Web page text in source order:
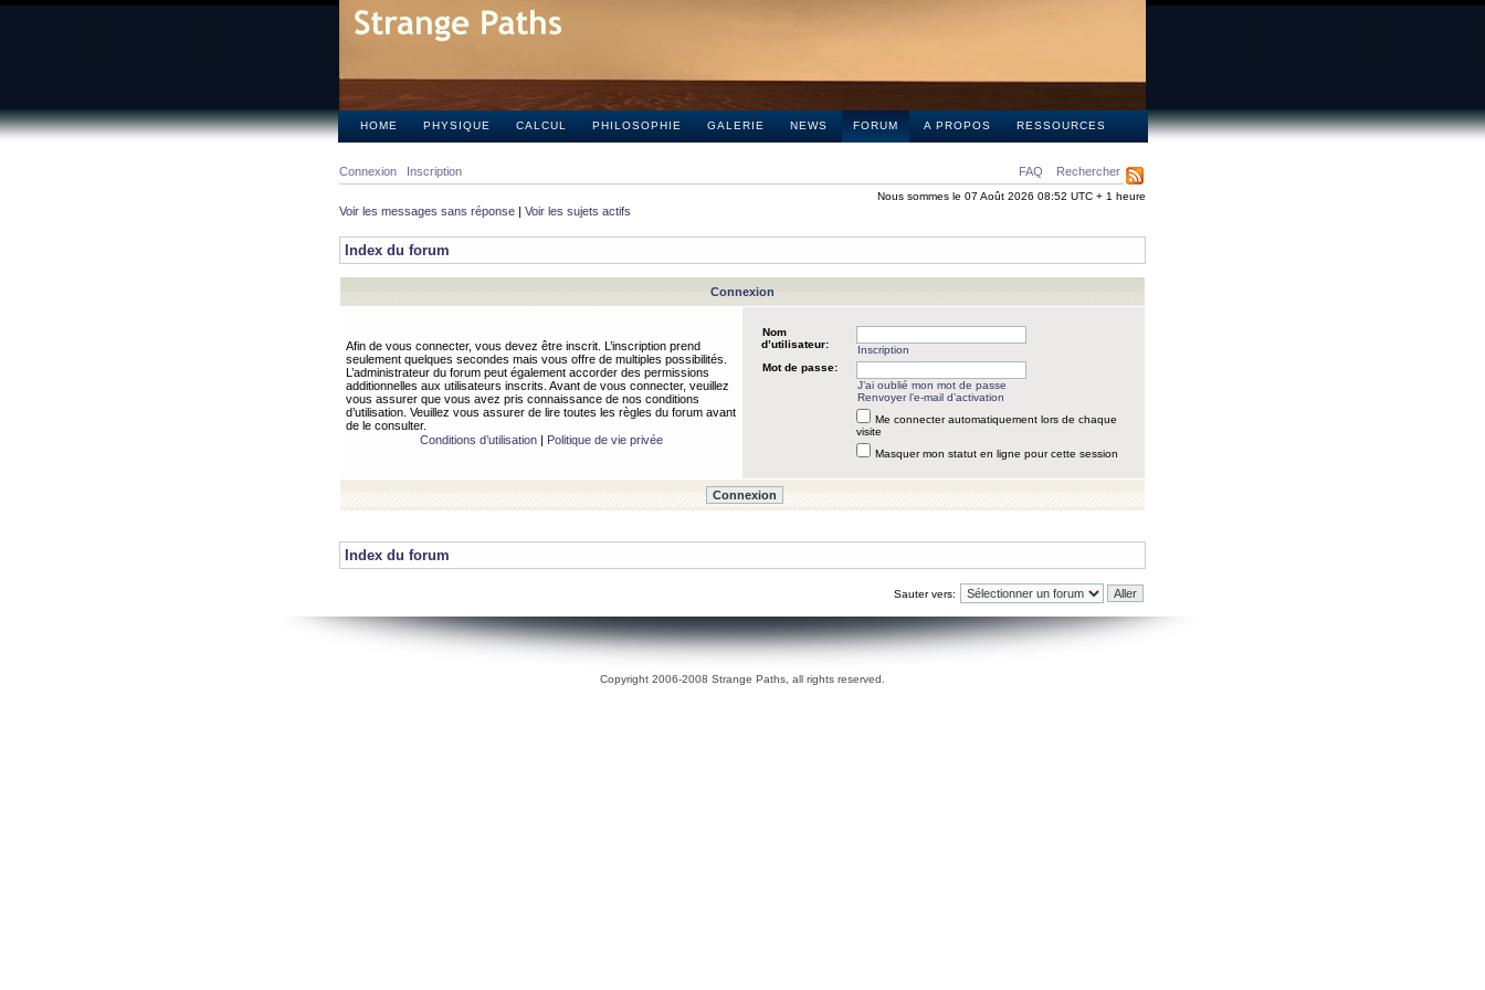
HOME PHYSIQUE CALCUL PHILOSOPHIE GALERIE NEWS FORUM A PROPOS RESSOURCES
FAQ Rechercher
Connexion Inscription
Nous sommes le 07 Août 2026 08:52 UTC + 1 heure
Voir les messages sans réponse | Voir les sujets actifs
Index du forum
Connexion
Afin de vous connecter, vous devez être inscrit. L’inscription prend
seulement quelques secondes mais vous offre de multiples possibilités.
L’administrateur du forum peut également accorder des permissions
additionnelles aux utilisateurs inscrits. Avant de vous connecter, veuillez
vous assurer que vous avez pris connaissance de nos conditions
d’utilisation. Veuillez vous assurer de lire toutes les règles du forum avant
de le consulter.
Conditions d’utilisation| Politique de vie privée
Nom
d’utilisateur:
Inscription
Mot de passe:
J’ai oublié mon mot de passe
Renvoyer l’e-mail d’activation
Me connecter automatiquement lors de chaque
visite
Masquer mon statut en ligne pour cette session
Index du forum
Sauter vers:
Copyright 2006-2008 Strange Paths, all rights reserved.